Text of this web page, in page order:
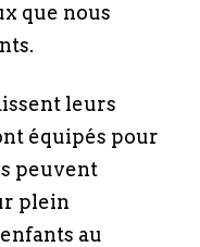
que nous
leurs
équipés pour
peuvent
plein
au